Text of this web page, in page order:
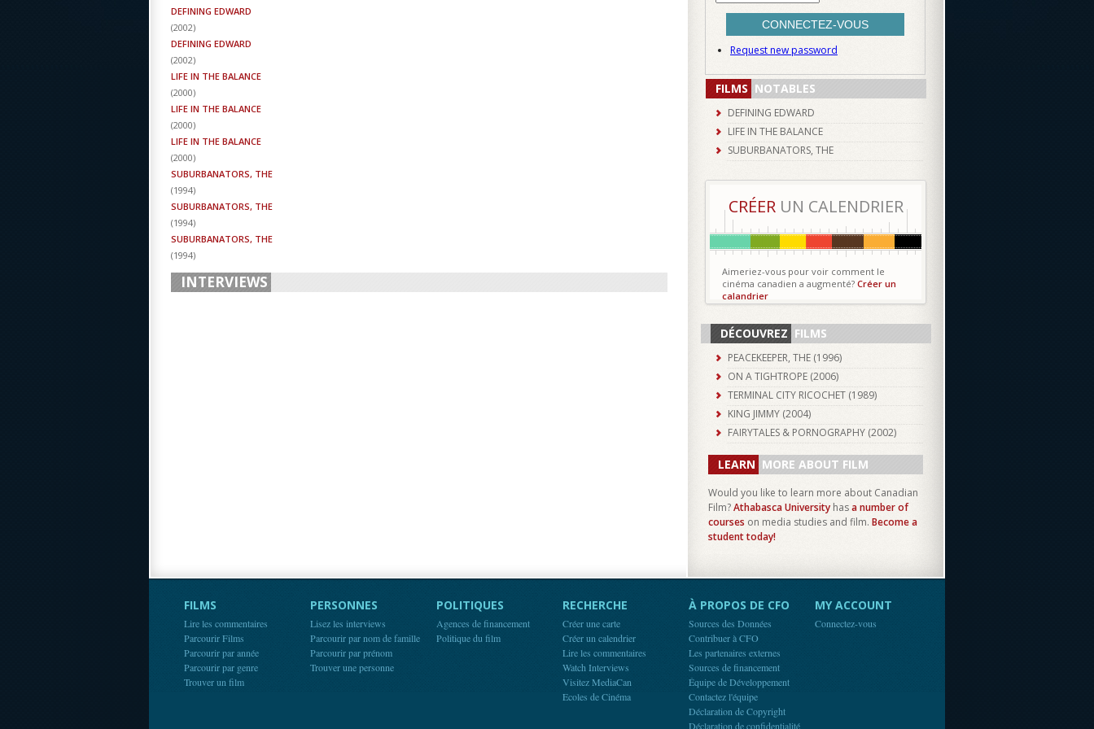
DEFINING EDWARD
(2002)
DEFINING EDWARD
(2002)
LIFE IN THE BALANCE
(2000)
LIFE IN THE BALANCE
(2000)
LIFE IN THE BALANCE
(2000)
SUBURBANATORS, THE
(1994)
SUBURBANATORS, THE
(1994)
SUBURBANATORS, THE
(1994)
INTERVIEWS
Request new password
FILMS NOTABLES
DEFINING EDWARD
LIFE IN THE BALANCE
SUBURBANATORS, THE
CRÉERUN CALENDRIER
Aimeriez-vous pour voir comment le
cinéma canadien a augmenté? Créer un
calandrier
DÉCOUVREZ FILMS
PEACEKEEPER, THE (1996)
ON A TIGHTROPE (2006)
TERMINAL CITY RICOCHET (1989)
KING JIMMY (2004)
FAIRYTALES & PORNOGRAPHY (2002)
LEARN MORE ABOUT FILM
Would you like to learn more about Canadian
Film?Athabasca University hasa number of
courses on media studies and film. Become a
student today!
FILMS
Lire les commentaires
Parcourir Films
Parcourir par année
Parcourir par genre
Trouver un film
PERSONNES
Lisez les interviews
Parcourir par nom de famille
Parcourir par prénom
Trouver une personne
POLITIQUES
Agences de financement
Politique du film
RECHERCHE
Créer une carte
Créer un calendrier
Lire les commentaires
Watch Interviews
Visitez MediaCan
Ecoles de Cinéma
À PROPOS DE CFO
Sources des Données
Contribuer à CFO
Les partenaires externes
Sources de financement
Équipe de Développement
Contactez l'équipe
Déclaration de Copyright
Déclaration de confidentialité
MY ACCOUNT
Connectez-vous